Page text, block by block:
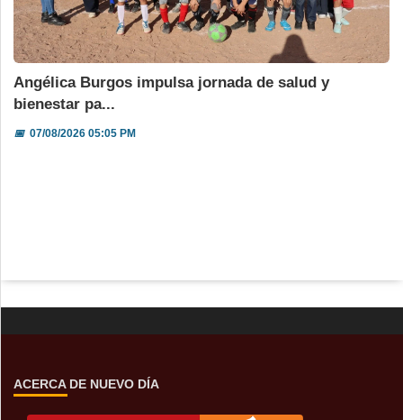
Angélica Burgos impulsa jornada de salud y
bienestar pa...
📅07/08/2026 05:05 PM
ACERCA DE NUEVO DÍA